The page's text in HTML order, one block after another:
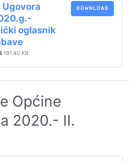
Ugovora
oglasnik
191.40 KB
DOWNLOAD
Općine
2020.- II.